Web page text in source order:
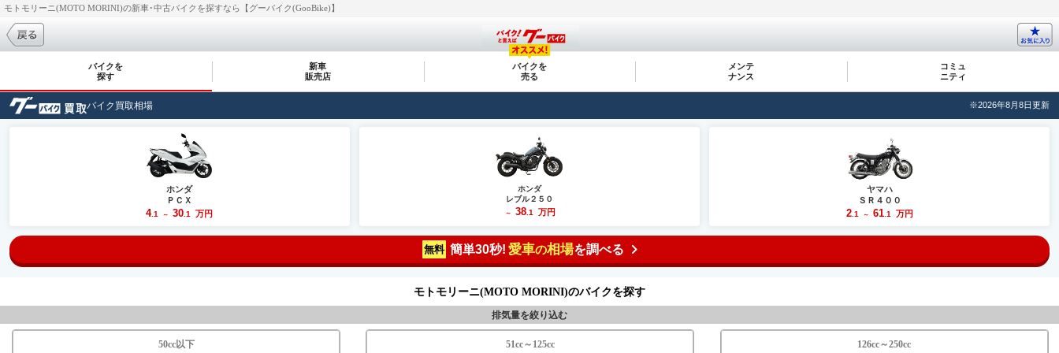
モトモリーニ(MOTO MORINI)の新車･中古バイクを探すなら【グーバイク(GooBike)】
バイクを
探す
新車
販売店
バイクを
売る
メンテ
ナンス
コミュ
ニティ
バイク買取相場 ※2026年8月8日更新
ホンダ
ＰＣＸ
4.1 ～ 30 .1 万円
ホンダ
レブル２５０
～ 38.1 万円
ヤマハ
ＳＲ４００
2.1 ～ 61.1 万円
無料 簡単30秒! 愛車の相場を調べる
モトモリーニ(MOTO MORINI)のバイクを探す
排気量を絞り込む
50cc以下 51cc～125cc 126cc～250cc